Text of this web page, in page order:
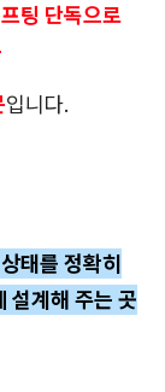
팅 단독으로
입니다.
태를 정확히
설계해 주는 곳